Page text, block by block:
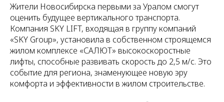
Жители Новосибирска первыми за Уралом смогут
оценить будущее вертикального транспорта.
Компания SKY LIFT, входящая в группу компаний
«SKY Group», установила в собственном строящемся
жилом комплексе «САЛЮТ» высокоскоростные
лифты, способные развивать скорость до 2,5 м/с. Это
событие для региона, знаменующее новую эру
комфорта и эффективности в жилом строительстве.